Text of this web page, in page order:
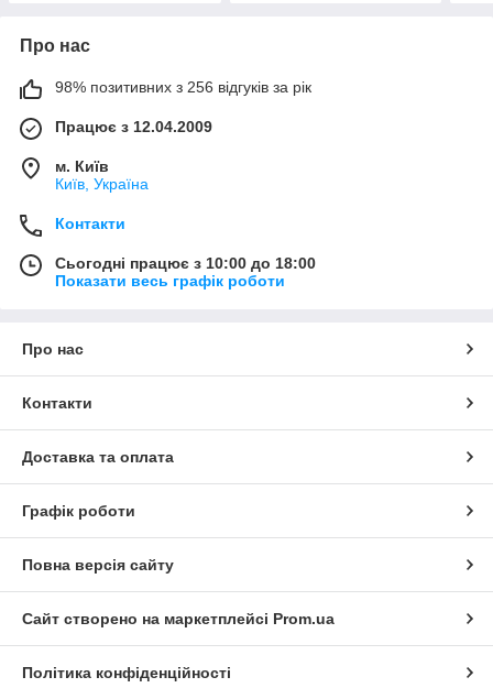
Про нас
98% позитивних з 256 відгуків за рік
Працює з 12.04.2009
м. Київ
Київ, Україна
Контакти
Сьогодні працює з 10:00 до 18:00
Показати весь графік роботи
Про нас
Контакти
Доставка та оплата
Графік роботи
Повна версія сайту
Сайт створено на маркетплейсі Prom.ua
Політика конфіденційності